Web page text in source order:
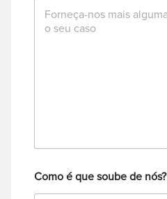
Como é que soube de nós?